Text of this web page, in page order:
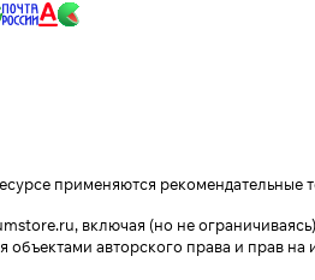
применяются рекомендательные
включая (но не
объектами авторского права и прав